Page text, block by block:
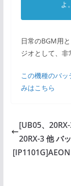
よ。
日常のBGM用
ジオとして、非
この機種のバ
みはこちら
[UB05、
20RX-3 他 バ